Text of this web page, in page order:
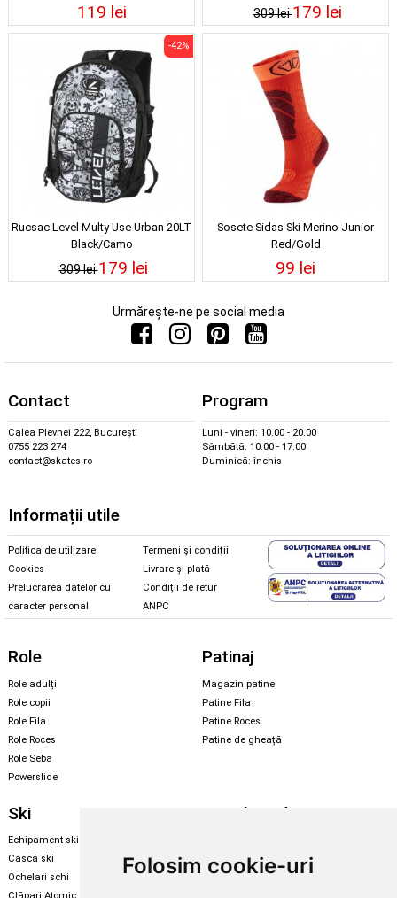
Folosim cookie-uri
119 lei 309 lei179 lei
Rucsac Level Multy Use Urban 20LT
Black/Camo
309 lei
-42%
179 lei
Sosete Sidas Ski Merino Junior
Red/Gold
99 lei
Urmărește-ne pe social media
Contact
Calea Plevnei 222, București
0755 223 274
contact@skates.ro
Program
Luni - vineri: 10.00 - 20.00
Sâmbătă: 10.00 - 17.00
Duminică: închis
Informații utile
Politica de utilizare
Cookies
Prelucrarea datelor cu
caracter personal
Termeni și condiții
Livrare și plată
Condiții de retur
ANPC
Role
Role adulți
Role copii
Role Fila
Role Roces
Role Seba
Powerslide
Patinaj
Magazin patine
Patine Fila
Patine Roces
Patine de gheață
Ski
Echipament ski
Cască ski
Ochelari schi
Snowboard
Echipament snowboard
Legături Rome SDS